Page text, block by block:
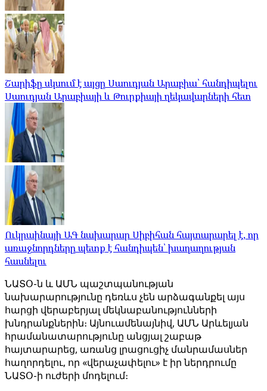
Շարիֆը սկսում է այցը Սաուդյան Արաբիա՝ հանդիպելու
Սաուդյան Արաբիայի և Թուրքիայի ղեկավարների հետ
Ուկրաինայի ԱԳ նախարար Սիբիհան հայտարարել է, որ
առաջնորդները պետք է հանդիպեն՝ խաղաղության
հասնելու
ՆԱՏՕ-ն և ԱՄՆ պաշտպանության
նախարարությունը դեռևս չեն արձագանքել այս
հարցի վերաբերյալ մեկնաբանությունների
խնդրանքներին։ Այնուամենայնիվ, ԱՄՆ Արևելյան
հրամանատարությունը անցյալ շաբաթ
հայտարարեց, առանց լրացուցիչ մանրամասներ
հաղորդելու, որ «վերաչափելու» է իր ներդրումը
ՆԱՏՕ-ի ուժերի մոդելում։